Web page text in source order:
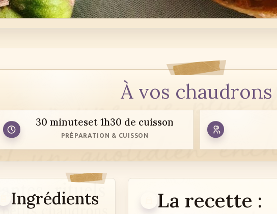
À vos chaudrons
30 minuteset 1h30 de cuisson
PRÉPARATION & CUISSON
Ingrédients La recette :